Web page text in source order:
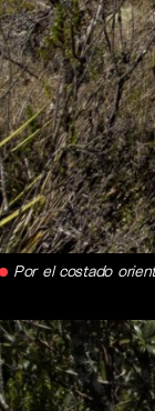
Por el costado